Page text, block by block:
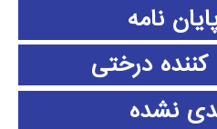
نامه
درختی
نشده